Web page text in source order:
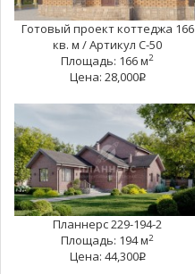
Готовый проект коттеджа 166
кв. м / Артикул С-50
Площадь: 166 м2
Цена: 28,000q
Планнерс 229-194-2
Площадь: 194 м2
Цена: 44,300q